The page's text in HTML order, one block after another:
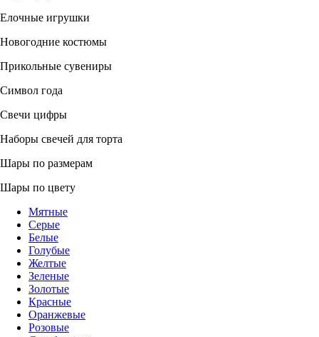
Елочные игрушки
Новогодние костюмы
Прикольные сувениры
Символ года
Свечи цифры
Наборы свечей для торта
Шары по размерам
Шары по цвету
Мятные
Серые
Белые
Голубые
Желтые
Зеленые
Золотые
Красные
Оранжевые
Розовые